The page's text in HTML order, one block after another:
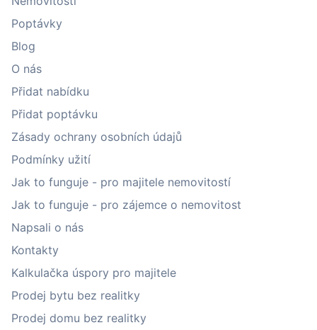
Poptávky
Blog
O nás
Přidat nabídku
Přidat poptávku
Zásady ochrany osobních údajů
Podmínky užití
Jak to funguje - pro majitele nemovitostí
Jak to funguje - pro zájemce o nemovitost
Napsali o nás
Kontakty
Kalkulačka úspory pro majitele
Prodej bytu bez realitky
Prodej domu bez realitky